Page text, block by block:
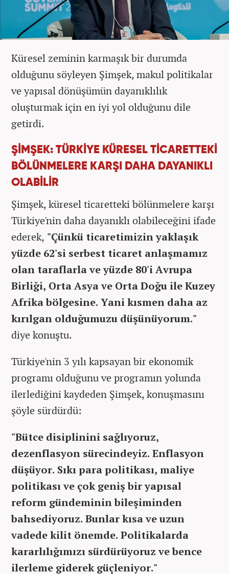
Küresel zeminin karmaşık bir durumda
olduğunu söyleyen Şimşek, makul politikalar
ve yapısal dönüşümün dayanıklılık
oluşturmak için en iyi yol olduğunu dile
getirdi.
ŞİMŞEK: TÜRKİYE KÜRESEL TİCARETTEKİ
BÖLÜNMELERE KARŞI DAHA DAYANIKLI
OLABİLİR
Şimşek, küresel ticaretteki bölünmelere karşı
Türkiye'nin daha dayanıklı olabileceğini ifade
ederek, "Çünkü ticaretimizin yaklaşık
yüzde 62'si serbest ticaret anlaşmamız
olan taraflarla ve yüzde 80'i Avrupa
Birliği, Orta Asya ve Orta Doğu ile Kuzey
Afrika bölgesine. Yani kısmen daha az
kırılgan olduğumuzu düşünüyorum."
diye konuştu.
Türkiye'nin 3 yılı kapsayan bir ekonomik
programı olduğunu ve programın yolunda
ilerlediğini kaydeden Şimşek, konuşmasını
şöyle sürdürdü:
"Bütce disiplinini sağlıyoruz,
dezenflasyon sürecindeyiz. Enflasyon
düşüyor. Sıkı para politikası, maliye
politikası ve çok geniş bir yapısal
reform gündeminin bileşiminden
bahsediyoruz. Bunlar kısa ve uzun
vadede kilit önemde. Politikalarda
kararlılığımızı sürdürüyoruz ve bence
ilerleme giderek güçleniyor."